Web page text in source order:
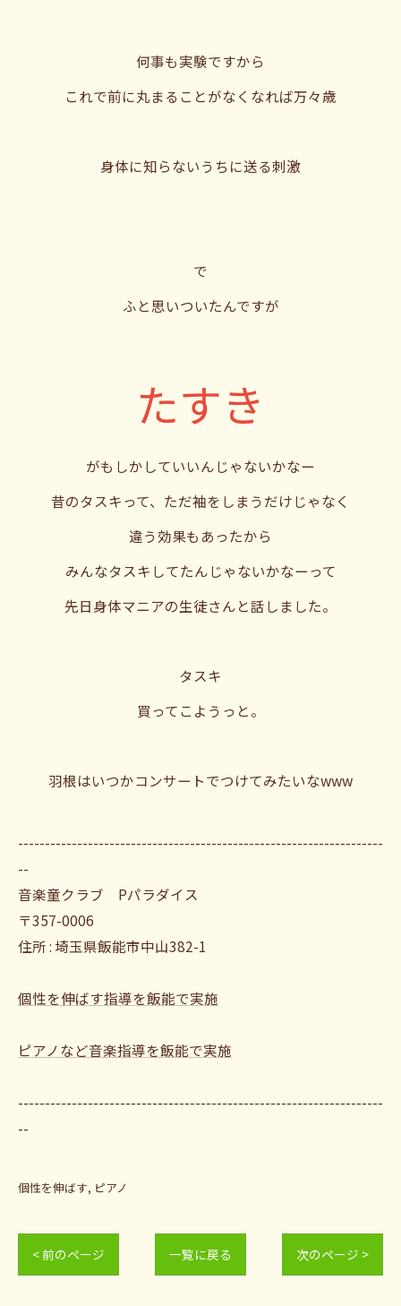
何事も実験ですから
これで前に丸まることがなくなれば万々歳
身体に知らないうちに送る刺激
で
ふと思いついたんですが
たすき
がもしかしていいんじゃないかなー
昔のタスキって、ただ袖をしまうだけじゃなく
違う効果もあったから
みんなタスキしてたんじゃないかなーって
先日身体マニアの生徒さんと話しました。
タスキ
買ってこようっと。
羽根はいつかコンサートでつけてみたいなwww
--------------------------------------------------------------------
--
音楽童クラブ Pパラダイス
〒357-0006
住所 : 埼玉県飯能市中山382-1
個性を伸ばす指導を飯能で実施
ピアノなど音楽指導を飯能で実施
--------------------------------------------------------------------
--
個性を伸ばす ピアノ
< 前のページ 一覧に戻る 次のページ >